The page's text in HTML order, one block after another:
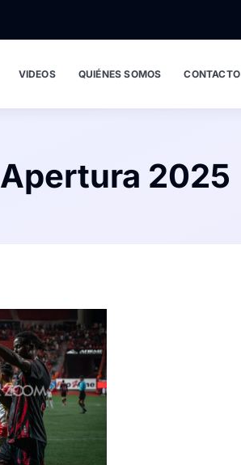
VIDEOS QUIÉNES SOMOS CONTACTO
Apertura 2025